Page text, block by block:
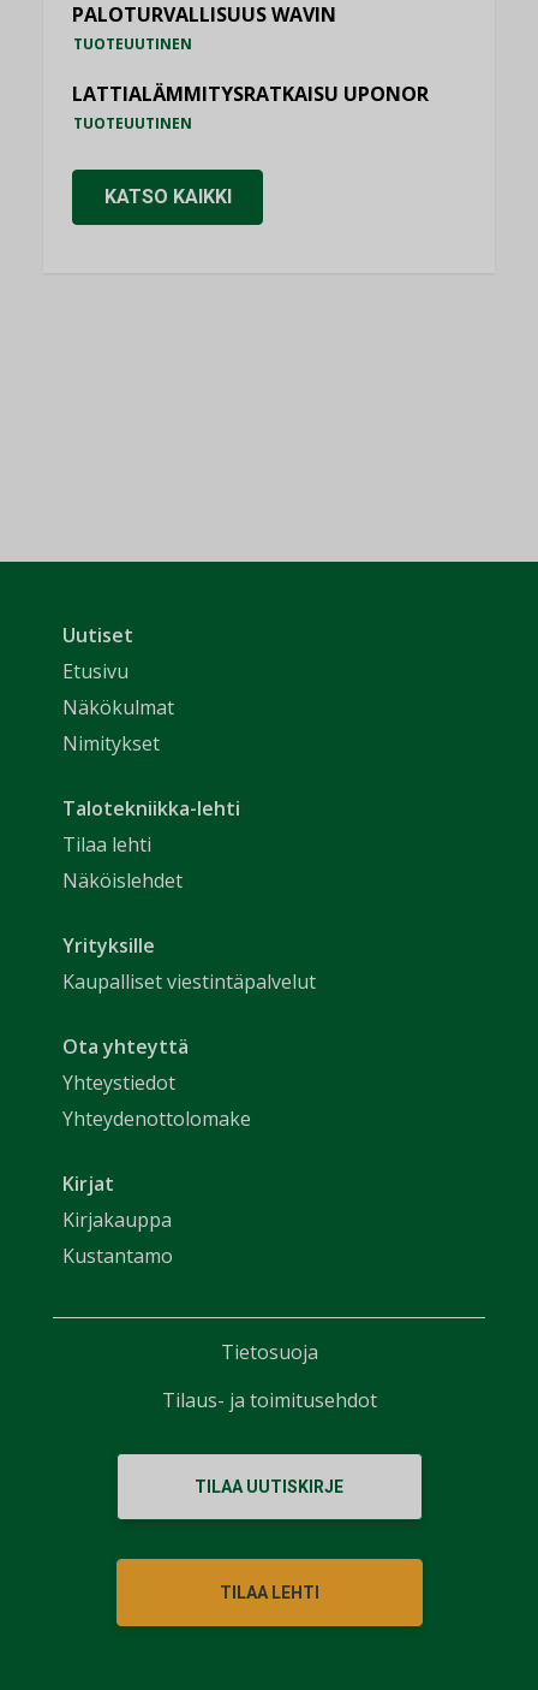
PALOTURVALLISUUS WAVIN
TUOTEUUTINEN
LATTIALÄMMITYSRATKAISU UPONOR
TUOTEUUTINEN
KATSO KAIKKI
Uutiset
Etusivu
Näkökulmat
Nimitykset
Talotekniikka-lehti
Tilaa lehti
Näköislehdet
Yrityksille
Kaupalliset viestintäpalvelut
Ota yhteyttä
Yhteystiedot
Yhteydenottolomake
Kirjat
Kirjakauppa
Kustantamo
TILAA UUTISKIRJE
TILAA LEHTI
Tietosuoja
Tilaus- ja toimitusehdot